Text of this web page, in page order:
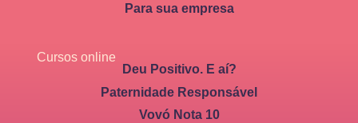
Para sua empresa
Cursos online
Deu Positivo. E aí?
Paternidade Responsável
Vovó Nota 10